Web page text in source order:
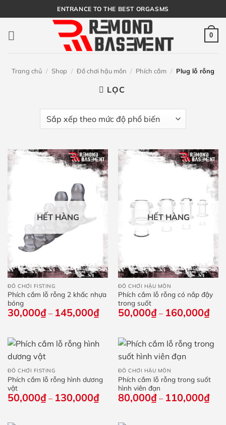
qua
nội
dung
ENTRANCE TO THE BEST ORGASMS
0
Trang chủ / Shop / Đồ chơi hậu môn / Phích cắm / Plug lỗ rỗng
LỌC
HẾT HÀNG
ĐỒ CHƠI FISTING
Phích cắm lỗ rỗng 2 khấc nhựa
bóng
30,000₫ – 145,000₫Khoảng
giá:
30,000₫
đến
145,000₫
HẾT HÀNG
ĐỒ CHƠI HẬU MÔN
Phích cắm lỗ rỗng có nắp đậy
trong suốt
50,000₫ – 160,000₫
giá:
đến
ĐỒ CHƠI FISTING
Phích cắm lỗ rỗng hình dương
vật
50,000₫ – 130,000₫Khoảng
giá:
50,000₫
ĐỒ CHƠI HẬU MÔN
Phích cắm lỗ rỗng trong suốt
hình viên đạn
80,000₫ – 110,000₫
giá: